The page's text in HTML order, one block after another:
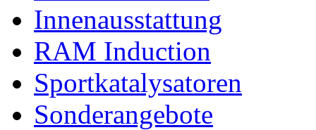
Innenausstattung
RAM Induction
Sportkatalysatoren
Sonderangebote